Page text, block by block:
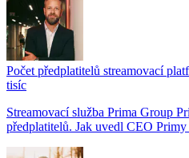
Počet předplatitelů streamovací
tisíc
Streamovací služba Prima Group
předplatitelů. Jak uvedl CEO